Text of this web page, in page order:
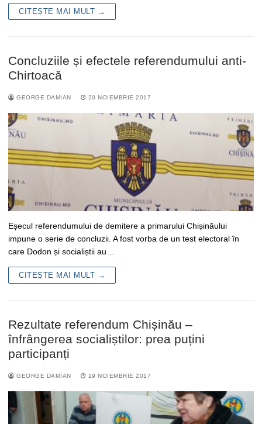
CITEȘTE MAI MULT →
Concluziile și efectele referendumului anti-
Chirtoacă
GEORGE DAMIAN 20 NOIEMBRIE 2017
Eșecul referendumului de demitere a primarului Chișinăului
impune o serie de concluzii. A fost vorba de un test electoral în
care Dodon și socialiștii au…
CITEȘTE MAI MULT →
Rezultate referendum Chișinău –
înfrângerea socialiștilor: prea puțini
participanți
GEORGE DAMIAN 19 NOIEMBRIE 2017